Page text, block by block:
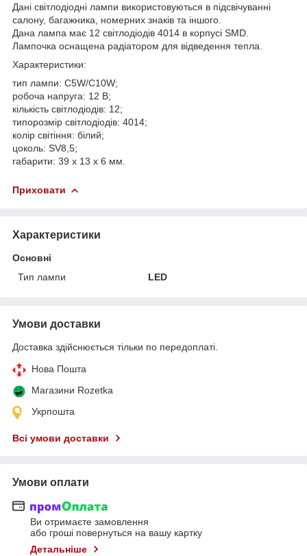
Дані світлодіодні лампи використовуються в підсвічуванні
салону, багажника, номерних знаків та іншого.
Дана лампа має 12 світлодіодів 4014 в корпусі SMD.
Лампочка оснащена радіатором для відведення тепла.
Характеристики:
тип лампи: C5W/C10W;
робоча напруга: 12 В;
кількість світлодіодів: 12;
типорозмір світлодіодів: 4014;
колір світіння: білий;
цоколь: SV8,5;
габарити: 39 х 13 х 6 мм.
Приховати
Характеристики
Основні
Тип лампи
LED
Умови доставки
Доставка здійснюється тільки по передоплаті.
Нова Пошта
Магазини Rozetka
Укрпошта
Всі умови доставки
Умови оплати
Ви отримаєте замовлення
або гроші повернуться на вашу картку
Детальніше